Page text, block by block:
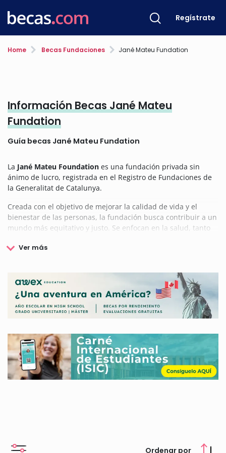
Regístrate
Home Becas Fundaciones Jané Mateu Fundation
Información Becas Jané Mateu
Fundation
Guía becas Jané Mateu Fundation
La Jané Mateu Foundation es una fundación privada sin
ánimo de lucro, registrada en el Registro de Fundaciones de
la Generalitat de Catalunya.
Creada con el objetivo de mejorar la calidad de vida y el
bienestar de las personas, la fundación busca contribuir a un
mundo más equitativo y justo. Se enfocan en la salud, tanto
garantizar un desarrollo integral y cubrir las necesidades
joven y austera en medios, son ambiciosos en sus fines.
Esta organización aprovecha al máximo los recursos
disponibles para lograr sus objetivos. Su misión está basada
en el firme compromiso de Juan Jané Mateu, empresario
catalán con más de 45 años de trayectoria en el ámbito
sanitario y social.
En la Jané Mateu Foundation buscan ser de ayuda brindando
respaldo a instituciones y proyectos dedicados a mejorar el
bienestar de las personas, fomentar el desarrollo social y
promover la sostenibilidad, mediante la investigación,
Ordenar por